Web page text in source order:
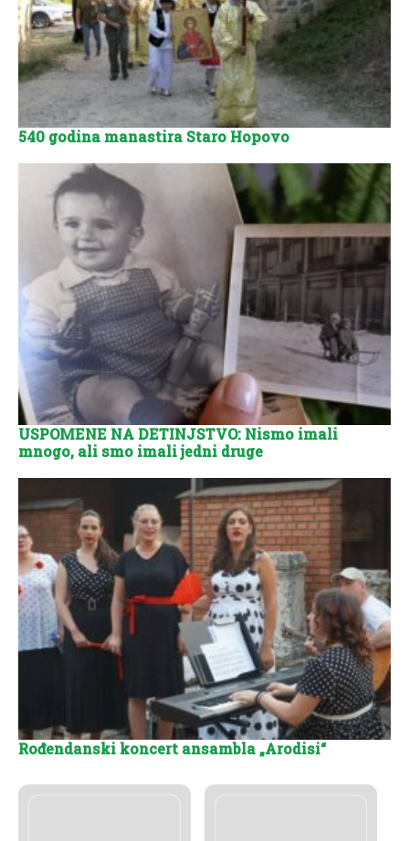
540 godina manastira Staro Hopovo
USPOMENE NA DETINJSTVO: Nismo imali
mnogo, ali smo imali jedni druge
Rođendanski koncert ansambla „Arodisi“